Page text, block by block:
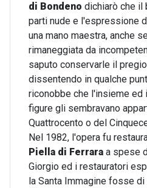
di Bondeno dichiarò che il
parti nude e l'espressione
una mano maestra, anche
rimaneggiata da
saputo conservarle il
dissentendo in qualche
riconobbe che l'insieme ed
figure gli sembravano
Quattrocento o del
Nel 1982, l'opera fu
Piella di Ferrara a spese
Giorgio ed i restauratori
la Santa Immagine fosse